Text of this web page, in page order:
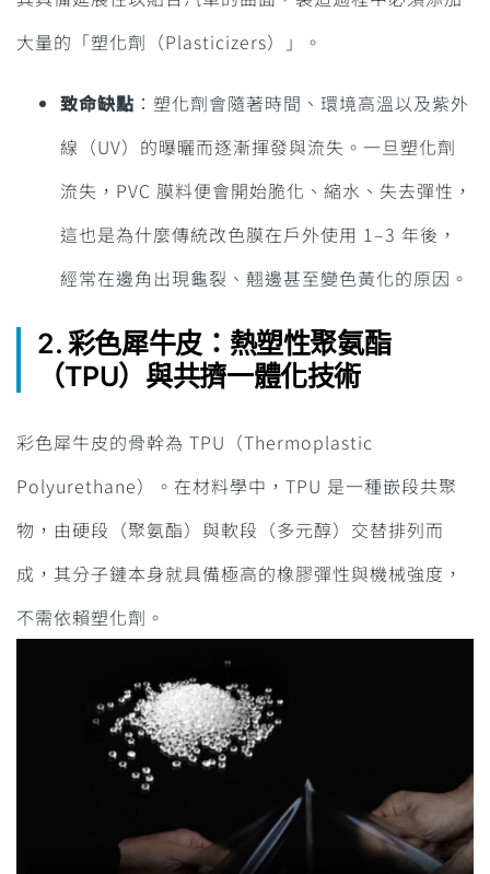
大量的「塑化劑（Plasticizers）」。
致命缺點 ：塑化劑會隨著時間、環境高溫以及紫外
線（UV）的曝曬而逐漸揮發與流失。一旦塑化劑
流失，PVC 膜料便會開始脆化、縮水、失去彈性，
這也是為什麼傳統改色膜在戶外使用 1–3 年後，
經常在邊角出現龜裂、翹邊甚至變色黃化的原因。
2. 彩色犀牛皮：熱塑性聚氨酯
（TPU）與共擠一體化技術
彩色犀牛皮的骨幹為 TPU（Thermoplastic
Polyurethane）。在材料學中，TPU 是一種嵌段共聚
物，由硬段（聚氨酯）與軟段（多元醇）交替排列而
成，其分子鏈本身就具備極高的橡膠彈性與機械強度，
不需依賴塑化劑。